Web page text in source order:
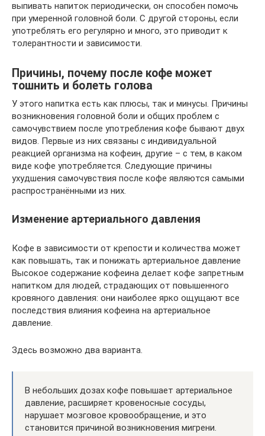
выпивать напиток периодически, он способен помочь
при умеренной головной боли. С другой стороны, если
употреблять его регулярно и много, это приводит к
толерантности и зависимости.
Причины, почему после кофе может
тошнить и болеть голова
У этого напитка есть как плюсы, так и минусы. Причины
возникновения головной боли и общих проблем с
самочувствием после употребления кофе бывают двух
видов. Первые из них связаны с индивидуальной
реакцией организма на кофеин, другие – с тем, в каком
виде кофе употребляется. Следующие причины
ухудшения самочувствия после кофе являются самыми
распространёнными из них.
Изменение артериального давления
Кофе в зависимости от крепости и количества может
как повышать, так и понижать артериальное давление
Высокое содержание кофеина делает кофе запретным
напитком для людей, страдающих от повышенного
кровяного давления: они наиболее ярко ощущают все
последствия влияния кофеина на артериальное
давление.
Здесь возможно два варианта.
В небольших дозах кофе повышает артериальное
давление, расширяет кровеносные сосуды,
нарушает мозговое кровообращение, и это
становится причиной возникновения мигрени.